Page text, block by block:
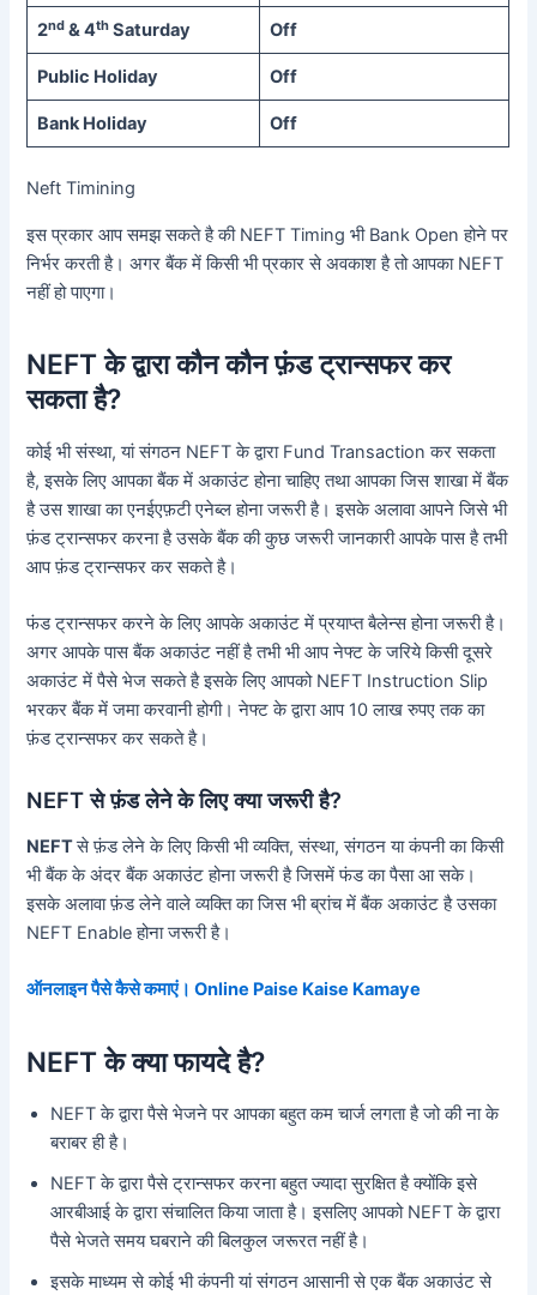
2nd& 4thSaturday Off
Public Holiday Off
Bank Holiday Off
Neft Timining
इस प्रकार आप समझ सकते है की NEFT Timing भी Bank Open होने पर
निर्भर करती है। अगर बैंक में किसी भी प्रकार से अवकाश है तो आपका NEFT
नहीं हो पाएगा।
NEFT के द्वारा कौन कौन फ़ंड ट्रान्सफर कर
सकता है?
कोई भी संस्था, यां संगठन NEFT के द्वारा Fund Transaction कर सकता
है, इसके लिए आपका बैंक में अकाउंट होना चाहिए तथा आपका जिस शाखा में बैंक
है उस शाखा का एनईएफ़टी एनेब्ल होना जरूरी है। इसके अलावा आपने जिसे भी
फ़ंड ट्रान्सफर करना है उसके बैंक की कुछ जरूरी जानकारी आपके पास है तभी
आप फ़ंड ट्रान्सफर कर सकते है।
फंड ट्रान्सफर करने के लिए आपके अकाउंट में प्रयाप्त बैलेन्स होना जरूरी है।
अगर आपके पास बैंक अकाउंट नहीं है तभी भी आप नेफ्ट के जरिये किसी दूसरे
अकाउंट में पैसे भेज सकते है इसके लिए आपको NEFT Instruction Slip
भरकर बैंक में जमा करवानी होगी। नेफ्ट के द्वारा आप 10 लाख रुपए तक का
फ़ंड ट्रान्सफर कर सकते है।
NEFT से फ़ंड लेने के लिए क्या जरूरी है?
NEFTसे फ़ंड लेने के लिए किसी भी व्यक्ति, संस्था, संगठन या कंपनी का किसी
भी बैंक के अंदर बैंक अकाउंट होना जरूरी है जिसमें फंड का पैसा आ सके।
इसके अलावा फ़ंड लेने वाले व्यक्ति का जिस भी ब्रांच में बैंक अकाउंट है उसका
NEFT Enable होना जरूरी है।
ऑनलाइन पैसे कैसे कमाएं। Online Paise Kaise Kamaye
NEFT के क्या फायदे है?
NEFT के द्वारा पैसे भेजने पर आपका बहुत कम चार्ज लगता है जो की ना के
बराबर ही है।
NEFT के द्वारा पैसे ट्रान्सफर करना बहुत ज्यादा सुरक्षित है क्योंकि इसे
आरबीआई के द्वारा संचालित किया जाता है। इसलिए आपको NEFT के द्वारा
पैसे भेजते समय घबराने की बिलकुल जरूरत नहीं है।
इसके माध्यम से कोई भी कंपनी यां संगठन आसानी से एक बैंक अकाउंट से